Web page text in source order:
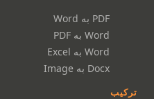
PDF به Word
Word به PDF
Word به Excel
Docx به Image
ترکیب